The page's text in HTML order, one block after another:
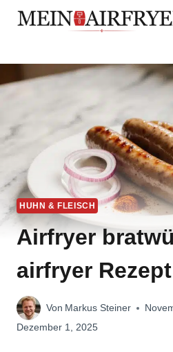
Zum
Inhalt
HUHN & FLEISCH
Airfryer
airfryer Rezept
Von Markus Steiner
Dezember 1, 2025